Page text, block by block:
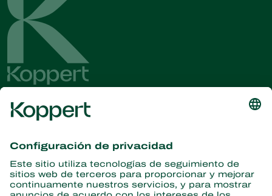
información
Suscríbase aquí